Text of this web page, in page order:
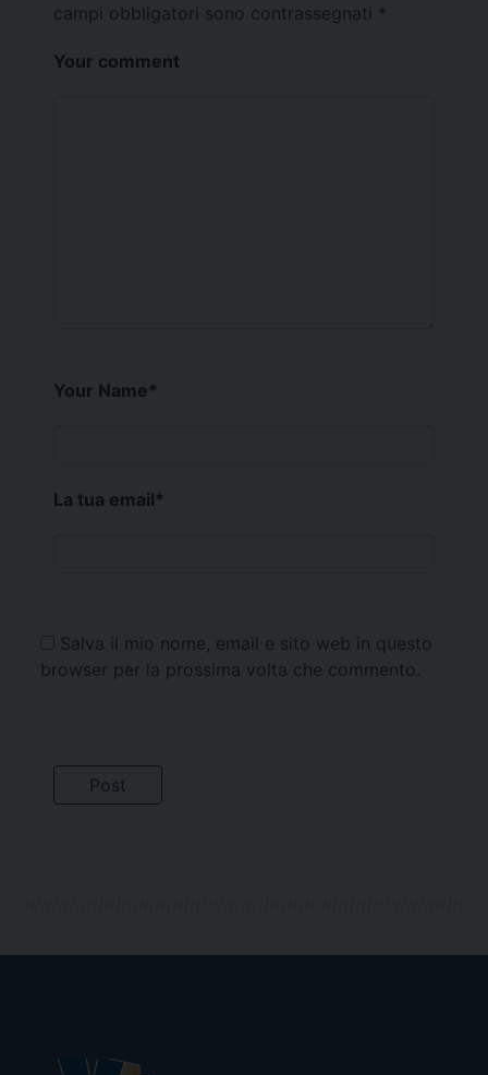
campi obbligatori sono contrassegnati *
Your comment
Your Name*
La tua email*
Salva il mio nome, email e sito web in questo
browser per la prossima volta che commento.